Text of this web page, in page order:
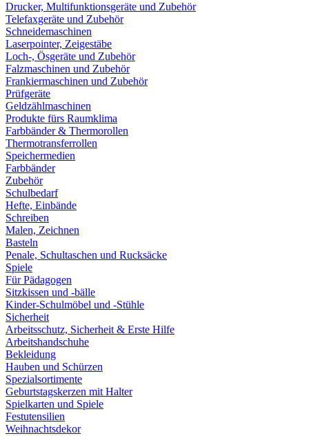
Drucker, Multifunktionsgeräte und Zubehör
Telefaxgeräte und Zubehör
Schneidemaschinen
Laserpointer, Zeigestäbe
Loch-, Ösgeräte und Zubehör
Falzmaschinen und Zubehör
Frankiermaschinen und Zubehör
Prüfgeräte
Geldzählmaschinen
Produkte fürs Raumklima
Farbbänder & Thermorollen
Thermotransferrollen
Speichermedien
Farbbänder
Zubehör
Schulbedarf
Hefte, Einbände
Schreiben
Malen, Zeichnen
Basteln
Penale, Schultaschen und Rucksäcke
Spiele
Für Pädagogen
Sitzkissen und -bälle
Kinder-Schulmöbel und -Stühle
Sicherheit
Arbeitsschutz, Sicherheit & Erste Hilfe
Arbeitshandschuhe
Bekleidung
Hauben und Schürzen
Spezialsortimente
Geburtstagskerzen mit Halter
Spielkarten und Spiele
Festutensilien
Weihnachtsdekor